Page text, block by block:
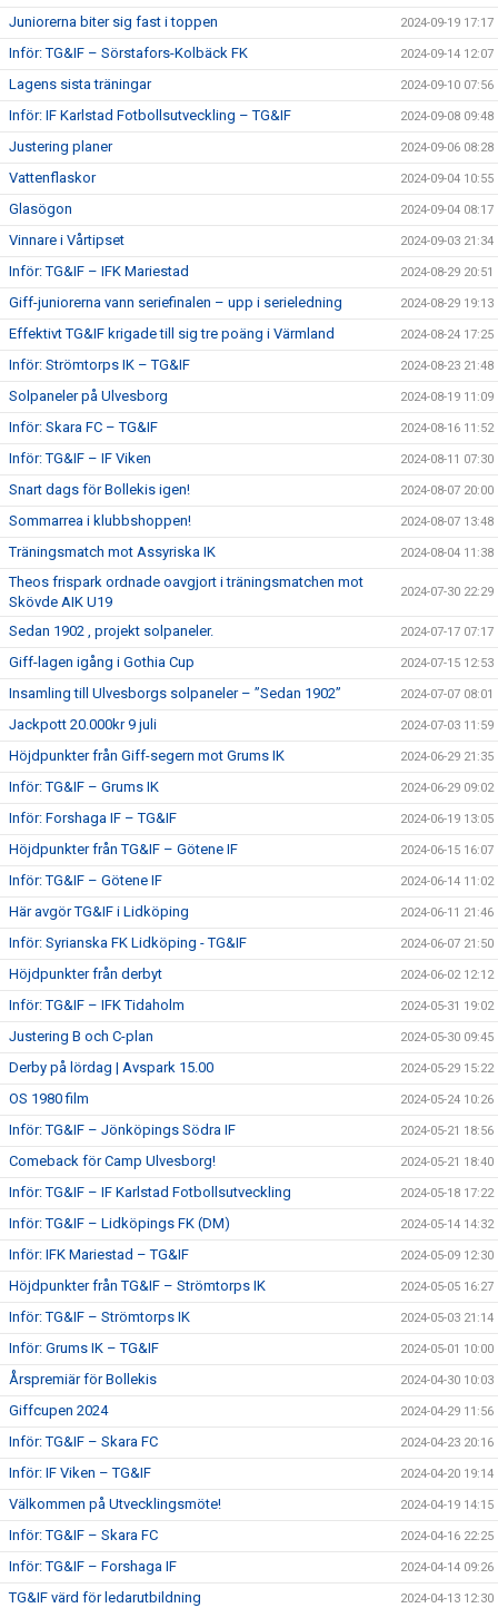
Juniorerna biter sig fast i toppen 2024-09-19 17:17
Inför: TG&IF – Sörstafors-Kolbäck FK 2024-09-14 12:07
Lagens sista träningar 2024-09-10 07:56
Inför: IF Karlstad Fotbollsutveckling – TG&IF 2024-09-08 09:48
Justering planer 2024-09-06 08:28
Vattenflaskor 2024-09-04 10:55
Glasögon 2024-09-04 08:17
Vinnare i Vårtipset 2024-09-03 21:34
Inför: TG&IF – IFK Mariestad 2024-08-29 20:51
Giff-juniorerna vann seriefinalen – upp i serieledning 2024-08-29 19:13
Effektivt TG&IF krigade till sig tre poäng i Värmland 2024-08-24 17:25
Inför: Strömtorps IK – TG&IF 2024-08-23 21:48
Solpaneler på Ulvesborg 2024-08-19 11:09
Inför: Skara FC – TG&IF 2024-08-16 11:52
Inför: TG&IF – IF Viken 2024-08-11 07:30
Snart dags för Bollekis igen! 2024-08-07 20:00
Sommarrea i klubbshoppen! 2024-08-07 13:48
Träningsmatch mot Assyriska IK 2024-08-04 11:38
Theos frispark ordnade oavgjort i träningsmatchen mot
Skövde AIK U19
2024-07-30 22:29
Sedan 1902 , projekt solpaneler. 2024-07-17 07:17
Giff-lagen igång i Gothia Cup 2024-07-15 12:53
Insamling till Ulvesborgs solpaneler – ”Sedan 1902” 2024-07-07 08:01
Jackpott 20.000kr 9 juli 2024-07-03 11:59
Höjdpunkter från Giff-segern mot Grums IK 2024-06-29 21:35
Inför: TG&IF – Grums IK 2024-06-29 09:02
Inför: Forshaga IF – TG&IF 2024-06-19 13:05
Höjdpunkter från TG&IF – Götene IF 2024-06-15 16:07
Inför: TG&IF – Götene IF 2024-06-14 11:02
Här avgör TG&IF i Lidköping 2024-06-11 21:46
Inför: Syrianska FK Lidköping - TG&IF 2024-06-07 21:50
Höjdpunkter från derbyt 2024-06-02 12:12
Inför: TG&IF – IFK Tidaholm 2024-05-31 19:02
Justering B och C-plan 2024-05-30 09:45
Derby på lördag | Avspark 15.00 2024-05-29 15:22
OS 1980 film 2024-05-24 10:26
Inför: TG&IF – Jönköpings Södra IF 2024-05-21 18:56
Comeback för Camp Ulvesborg! 2024-05-21 18:40
Inför: TG&IF – IF Karlstad Fotbollsutveckling 2024-05-18 17:22
Inför: TG&IF – Lidköpings FK (DM) 2024-05-14 14:32
Inför: IFK Mariestad – TG&IF 2024-05-09 12:30
Höjdpunkter från TG&IF – Strömtorps IK 2024-05-05 16:27
Inför: TG&IF – Strömtorps IK 2024-05-03 21:14
Inför: Grums IK – TG&IF 2024-05-01 10:00
Årspremiär för Bollekis 2024-04-30 10:03
Giffcupen 2024 2024-04-29 11:56
Inför: TG&IF – Skara FC 2024-04-23 20:16
Inför: IF Viken – TG&IF 2024-04-20 19:14
Välkommen på Utvecklingsmöte! 2024-04-19 14:15
Inför: TG&IF – Skara FC 2024-04-16 22:25
Inför: TG&IF – Forshaga IF 2024-04-14 09:26
TG&IF värd för ledarutbildning 2024-04-13 12:30